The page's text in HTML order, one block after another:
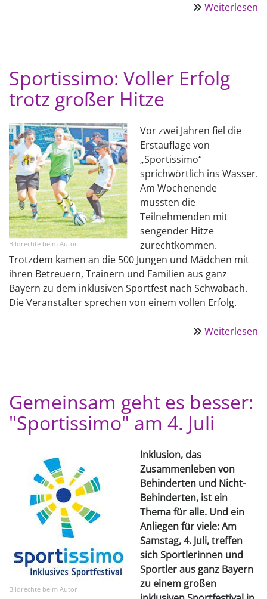
Weiterlesen
Sportissimo: Voller Erfolg
trotz großer Hitze
Bildrechte beim Autor
Vor zwei Jahren fiel die
Erstauflage von
„Sportissimo“
sprichwörtlich ins Wasser.
Am Wochenende
mussten die
Teilnehmenden mit
sengender Hit­ze
zurechtkommen.
Trotzdem kamen an die 500 Jungen und Mädchen mit
ihren Betreuern, Trainern und Famili­en aus ganz
Bayern zu dem inklusi­ven Sportfest nach Schwabach.
Die Veranstalter sprechen von einem vol­len Erfolg.
Weiterlesen
Gemeinsam geht es besser:
"Sportissimo" am 4. Juli
Bildrechte beim Autor
Inklusion, das
Zusammenleben von
Behinderten und Nicht-
Behinderten, ist ein
Thema für alle. Und ein
Anliegen für viele: Am
Samstag, 4. Juli, treffen
sich Sportle­rinnen und
Sportler aus ganz Bayern
zu einem großen